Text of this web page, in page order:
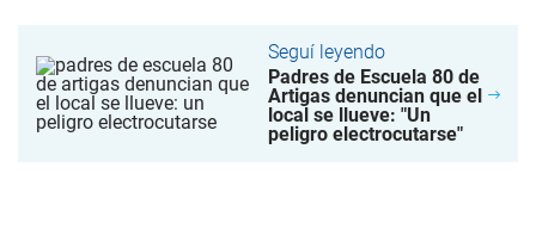
Seguí leyendo
Padres de Escuela 80 de
Artigas denuncian que el
local se llueve: "Un
peligro electrocutarse"